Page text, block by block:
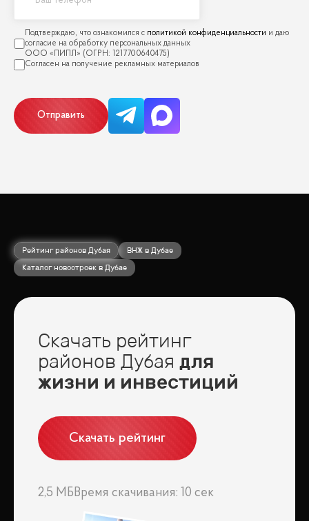
политикой конфиденциальности
Отправить
Рейтинг районов Дубая
ВНЖ в Дубае
Каталог новостроек в Дубае
Скачать рейтинг
районов Дубая для
жизни и инвестиций
Скачать рейтинг
2,5 МБ Время скачивания: 10 сек